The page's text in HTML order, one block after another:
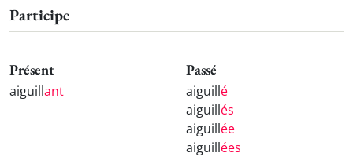
Participe
Présent
aiguillant
Passé
aiguillé
aiguillés
aiguillée
aiguillées